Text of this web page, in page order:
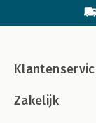
Zakelijk